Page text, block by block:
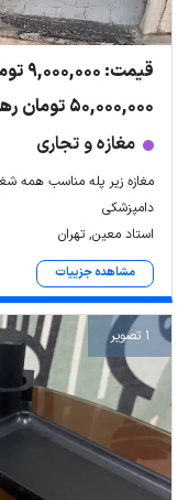
قیمت: 9,000,000 تومان اجاره
50,000,000 تومان رهن
مغازه و تجاری
مغازه زیر پله مناسب همه
دامپزشکی
استاد معین, تهران
مشاهده جزییات
1 تصویر